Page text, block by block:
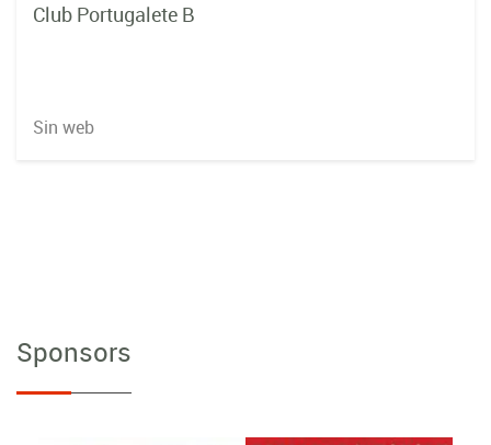
Club Portugalete B
Sin web
Sponsors